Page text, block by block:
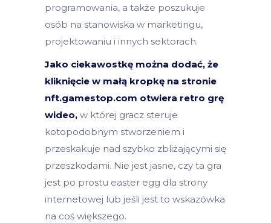
programowania, a także poszukuje
osób na stanowiska w marketingu,
projektowaniu i innych sektorach.
Jako ciekawostkę można dodać, że
kliknięcie w małą kropkę na stronie
nft.gamestop.com otwiera retro grę
wideo, w której gracz steruje
kotopodobnym stworzeniem i
przeskakuje nad szybko zbliżającymi się
przeszkodami. Nie jest jasne, czy ta gra
jest po prostu easter egg dla strony
internetowej lub jeśli jest to wskazówka
na coś większego.